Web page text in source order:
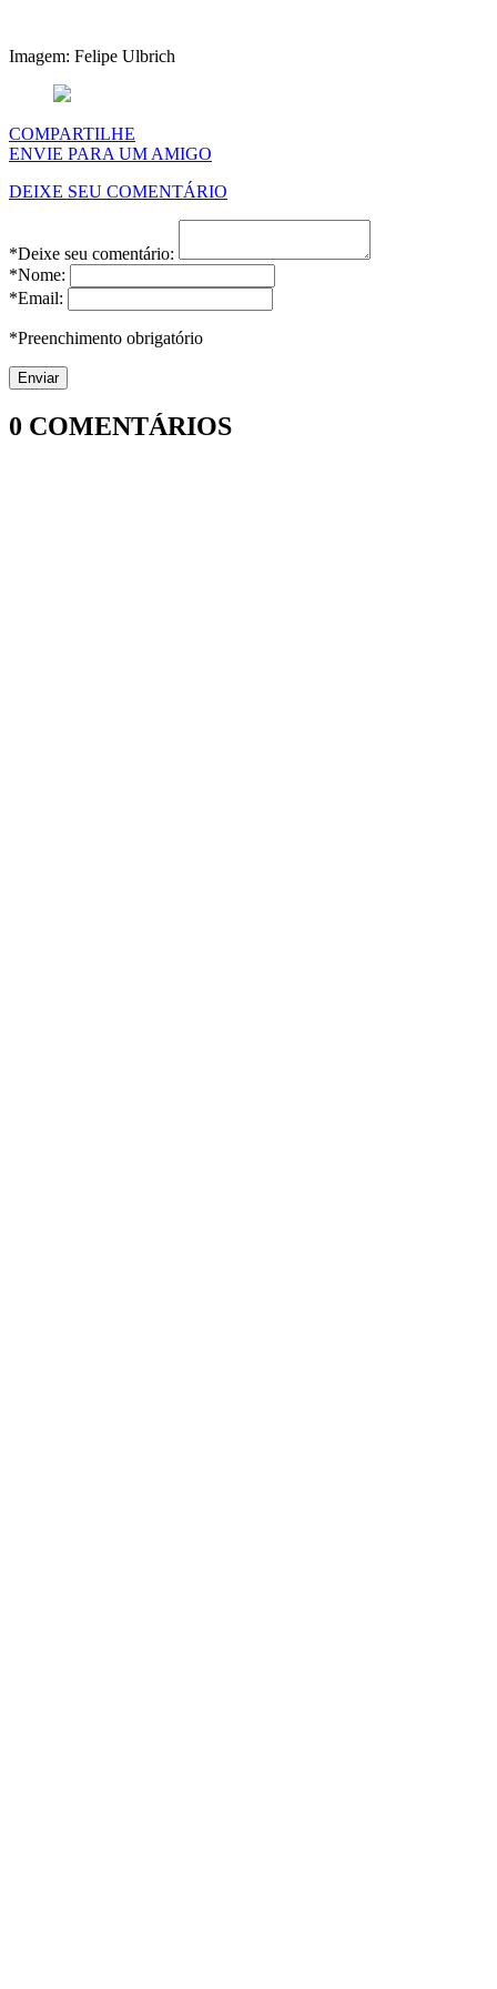
Imagem: Felipe Ulbrich
COMPARTILHE
ENVIE PARA UM AMIGO
DEIXE SEU COMENTÁRIO
*Deixe seu comentário:
*Nome:
*Email:
*Preenchimento obrigatório
0 COMENTÁRIOS